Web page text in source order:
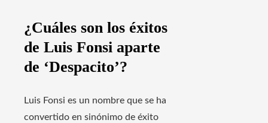
¿Cuáles son los éxitos
de Luis Fonsi aparte
de ‘Despacito’?
Luis Fonsi es un nombre que se ha
convertido en sinónimo de éxito